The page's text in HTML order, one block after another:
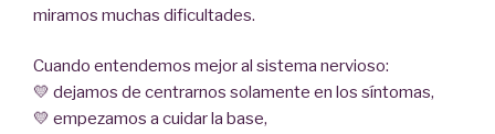
miramos muchas dificultades.
Cuando entendemos mejor al sistema nervioso:
💛 dejamos de centrarnos solamente en los síntomas,
💛 empezamos a cuidar la base,